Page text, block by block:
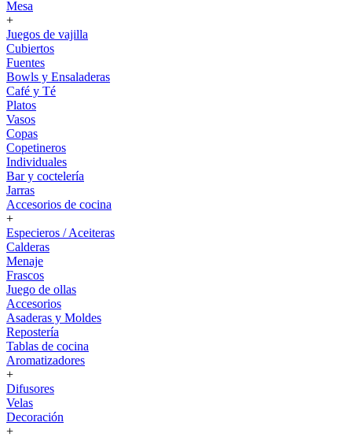
Mesa
+
Juegos de vajilla
Cubiertos
Fuentes
Bowls y Ensaladeras
Café y Té
Platos
Vasos
Copas
Copetineros
Individuales
Bar y coctelería
Jarras
Accesorios de cocina
+
Especieros / Aceiteras
Calderas
Menaje
Frascos
Juego de ollas
Accesorios
Asaderas y Moldes
Repostería
Tablas de cocina
Aromatizadores
+
Difusores
Velas
Decoración
+